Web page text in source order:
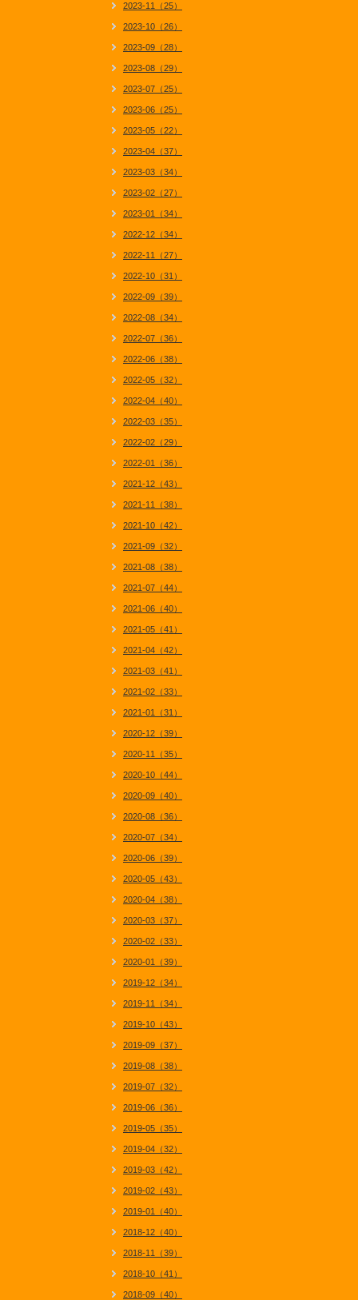
2023-11（25）
2023-10（26）
2023-09（28）
2023-08（29）
2023-07（25）
2023-06（25）
2023-05（22）
2023-04（37）
2023-03（34）
2023-02（27）
2023-01（34）
2022-12（34）
2022-11（27）
2022-10（31）
2022-09（39）
2022-08（34）
2022-07（36）
2022-06（38）
2022-05（32）
2022-04（40）
2022-03（35）
2022-02（29）
2022-01（36）
2021-12（43）
2021-11（38）
2021-10（42）
2021-09（32）
2021-08（38）
2021-07（44）
2021-06（40）
2021-05（41）
2021-04（42）
2021-03（41）
2021-02（33）
2021-01（31）
2020-12（39）
2020-11（35）
2020-10（44）
2020-09（40）
2020-08（36）
2020-07（34）
2020-06（39）
2020-05（43）
2020-04（38）
2020-03（37）
2020-02（33）
2020-01（39）
2019-12（34）
2019-11（34）
2019-10（43）
2019-09（37）
2019-08（38）
2019-07（32）
2019-06（36）
2019-05（35）
2019-04（32）
2019-03（42）
2019-02（43）
2019-01（40）
2018-12（40）
2018-11（39）
2018-10（41）
2018-09（40）